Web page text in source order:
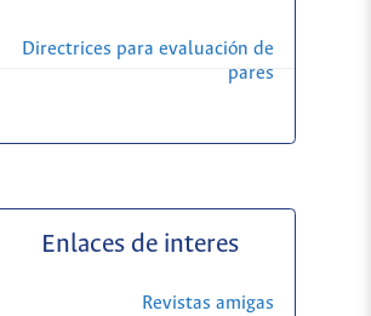
Directrices para evaluación de
pares
Enlaces de interes
Revistas amigas